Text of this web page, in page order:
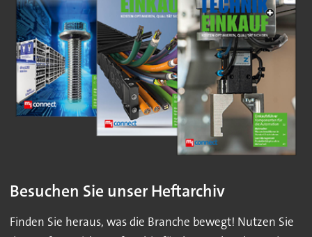
Besuchen Sie unser Heftarchiv
Finden Sie heraus, was die Branche bewegt! Nutzen Sie